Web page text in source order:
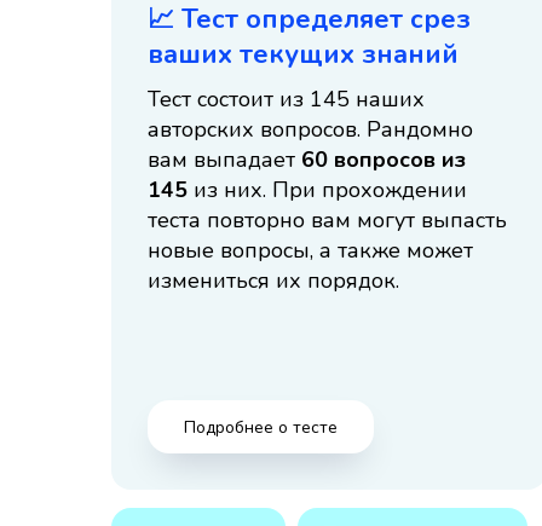
📈 Тест определяет срез
ваших текущих знаний
Тест состоит из 145 наших
авторских вопросов. Рандомно
вам выпадает 60 вопросов из
145 из них. При прохождении
теста повторно вам могут выпасть
новые вопросы, а также может
измениться их порядок.
Подробнее о тесте